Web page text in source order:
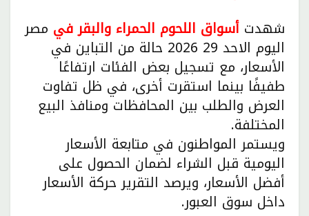
شهدت أسواق اللحوم الحمراء والبقر في مصر
اليوم الاحد 29 2026 حالة من التباين في
الأسعار، مع تسجيل بعض الفئات ارتفاعًا
طفيفًا بينما استقرت أخرى، في ظل تفاوت
العرض والطلب بين المحافظات ومنافذ البيع
المختلفة.
ويستمر المواطنون في متابعة الأسعار
اليومية قبل الشراء لضمان الحصول على
أفضل الأسعار، ويرصد التقرير حركة الأسعار
داخل سوق العبور.